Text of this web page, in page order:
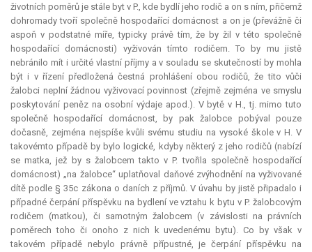
životních poměrů je stále byt v P., kde bydlí jeho rodič a on s ním, přičemž
dohromady tvoří společně hospodařící domácnost a on je (převážně či
aspoň v podstatné míře, typicky právě tím, že by žil v této společně
hospodařící domácnosti) vyživován tímto rodičem. To by mu jistě
nebránilo mít i určité vlastní příjmy a v souladu se skutečností by mohla
být i v řízení předložená čestná prohlášení obou rodičů, že tito vůči
žalobci neplní žádnou vyživovací povinnost (zřejmě zejména ve smyslu
poskytování peněz na osobní výdaje apod.). V bytě v H., tj. mimo tuto
společně hospodařící domácnost, by pak žalobce pobýval pouze
dočasně, zejména nejspíše kvůli svému studiu na vysoké škole v H. V
takovémto případě by bylo logické, kdyby některý z jeho rodičů (nabízí
se matka, jež by s žalobcem takto v P. tvořila společně hospodařící
domácnost) „na žalobce“ uplatňoval daňové zvýhodnění na vyživované
dítě podle § 35c zákona o daních z příjmů. V úvahu by jistě připadalo i
případné čerpání příspěvku na bydlení ve vztahu k bytu v P. žalobcovým
rodičem (matkou), či samotným žalobcem (v závislosti na právních
poměrech toho či onoho z nich k uvedenému bytu). Co by však v
takovém případě nebylo právně přípustné, je čerpání příspěvku na